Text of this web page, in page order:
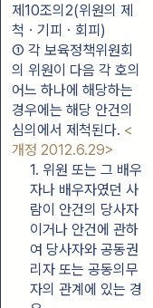
제10조의2(위원의 제
척ㆍ기피ㆍ회피)
① 각 보육정책위원회
의 위원이 다음 각 호의
어느 하나에 해당하는
경우에는 해당 안건의
심의에서 제척된다. <
개정 2012.6.29>
1. 위원 또는 그 배우
자나 배우자였던 사
람이 안건의 당사자
이거나 안건에 관하
여 당사자와 공동권
리자 또는 공동의무
자의 관계에 있는 경